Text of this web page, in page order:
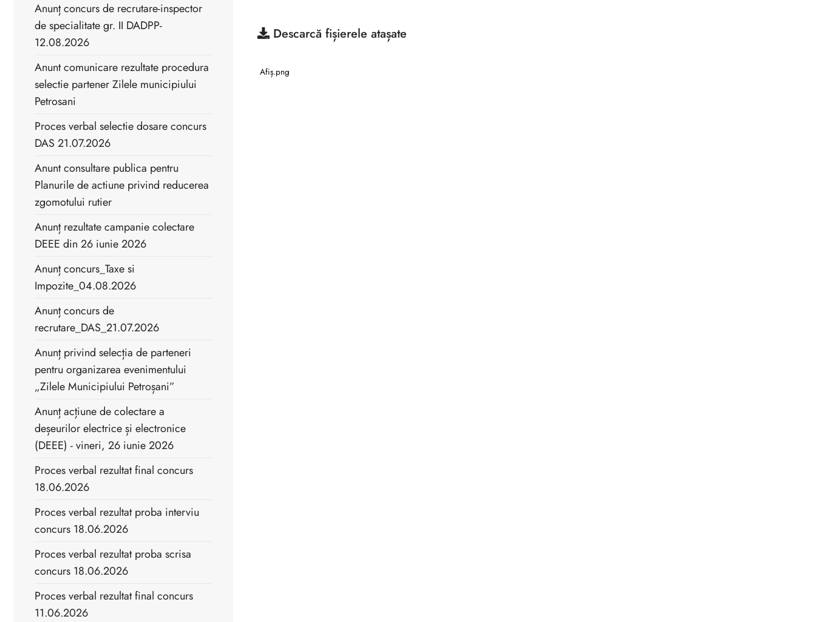
Descarcă fișierele atașate
Afiș.png
Anunț concurs de recrutare-inspector
de specialitate gr. II DADPP-
12.08.2026
Anunt comunicare rezultate procedura
selectie partener Zilele municipiului
Petrosani
Proces verbal selectie dosare concurs
DAS 21.07.2026
Anunt consultare publica pentru
Planurile de actiune privind reducerea
zgomotului rutier
Anunț rezultate campanie colectare
DEEE din 26 iunie 2026
Anunț concurs_Taxe si
Impozite_04.08.2026
Anunț concurs de
recrutare_DAS_21.07.2026
Anunț privind selecția de parteneri
pentru organizarea evenimentului
„Zilele Municipiului Petroșani”
Anunț acțiune de colectare a
deșeurilor electrice și electronice
(DEEE) - vineri, 26 iunie 2026
Proces verbal rezultat final concurs
18.06.2026
Proces verbal rezultat proba interviu
concurs 18.06.2026
Proces verbal rezultat proba scrisa
concurs 18.06.2026
Proces verbal rezultat final concurs
11.06.2026